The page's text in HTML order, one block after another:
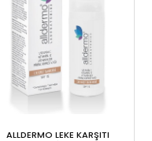
ALLDERMO LEKE KARŞITI